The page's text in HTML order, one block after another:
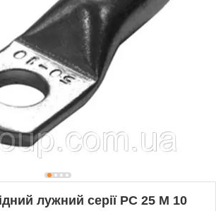
лужний серії РС 25 М 10